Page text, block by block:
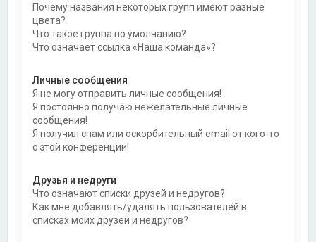
Почему названия некоторых групп имеют разные
цвета?
Что такое группа по умолчанию?
Что означает ссылка «Наша команда»?
Личные сообщения
Я не могу отправить личные сообщения!
Я постоянно получаю нежелательные личные
сообщения!
Я получил спам или оскорбительный email от кого-то
с этой конференции!
Друзья и недруги
Что означают списки друзей и недругов?
Как мне добавлять/удалять пользователей в
списках моих друзей и недругов?